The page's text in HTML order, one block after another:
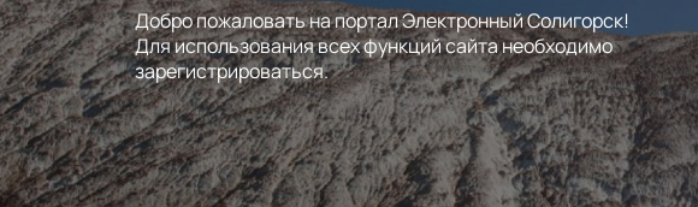
Добро пожаловать на портал Электронный Солигорск!
Для использования всех функций сайта необходимо
зарегистрироваться.